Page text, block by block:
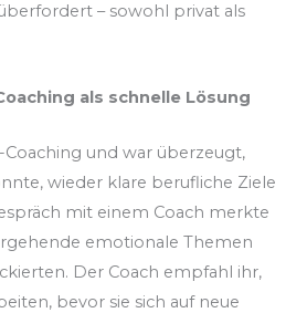
– sowohl privat als
als schnelle Lösung
Coaching und war überzeugt,
wieder klare berufliche Ziele
mit einem Coach merkte
emotionale Themen
Der Coach empfahl ihr,
bevor sie sich auf neue